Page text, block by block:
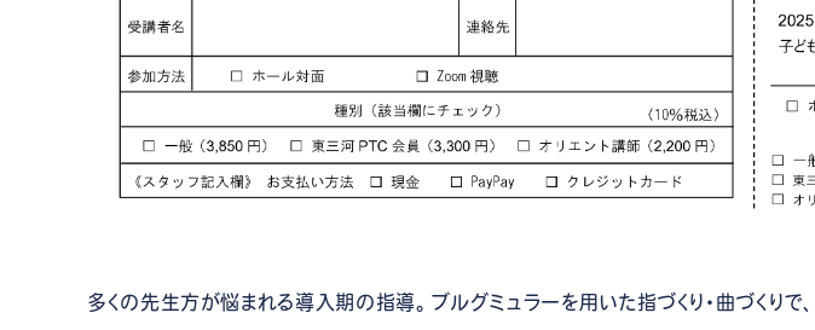
多くの先生方が悩まれる導入期の指導。ブルグミュラーを用いた指づくり・曲づくり